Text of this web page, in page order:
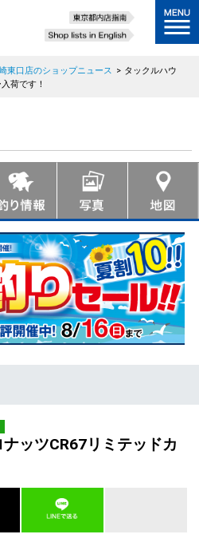
東口店のショップニュース > タックルハウ
荷です！
ッツCR67リミテッドカ